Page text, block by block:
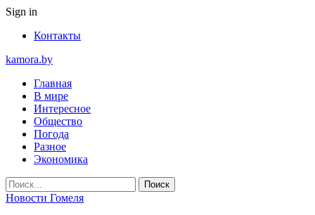
Sign in
Контакты
kamora.by
Главная
В мире
Интересное
Общество
Погода
Разное
Экономика
Новости Гомеля